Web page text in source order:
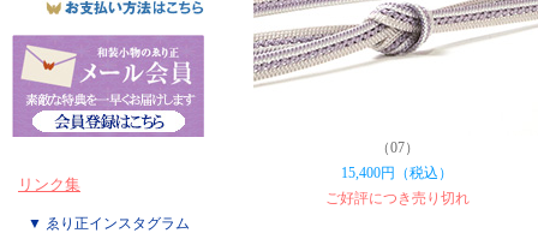
リンク集
▼ ゑり正インスタグラム
（07）
15,400円（税込）
ご好評につき売り切れ